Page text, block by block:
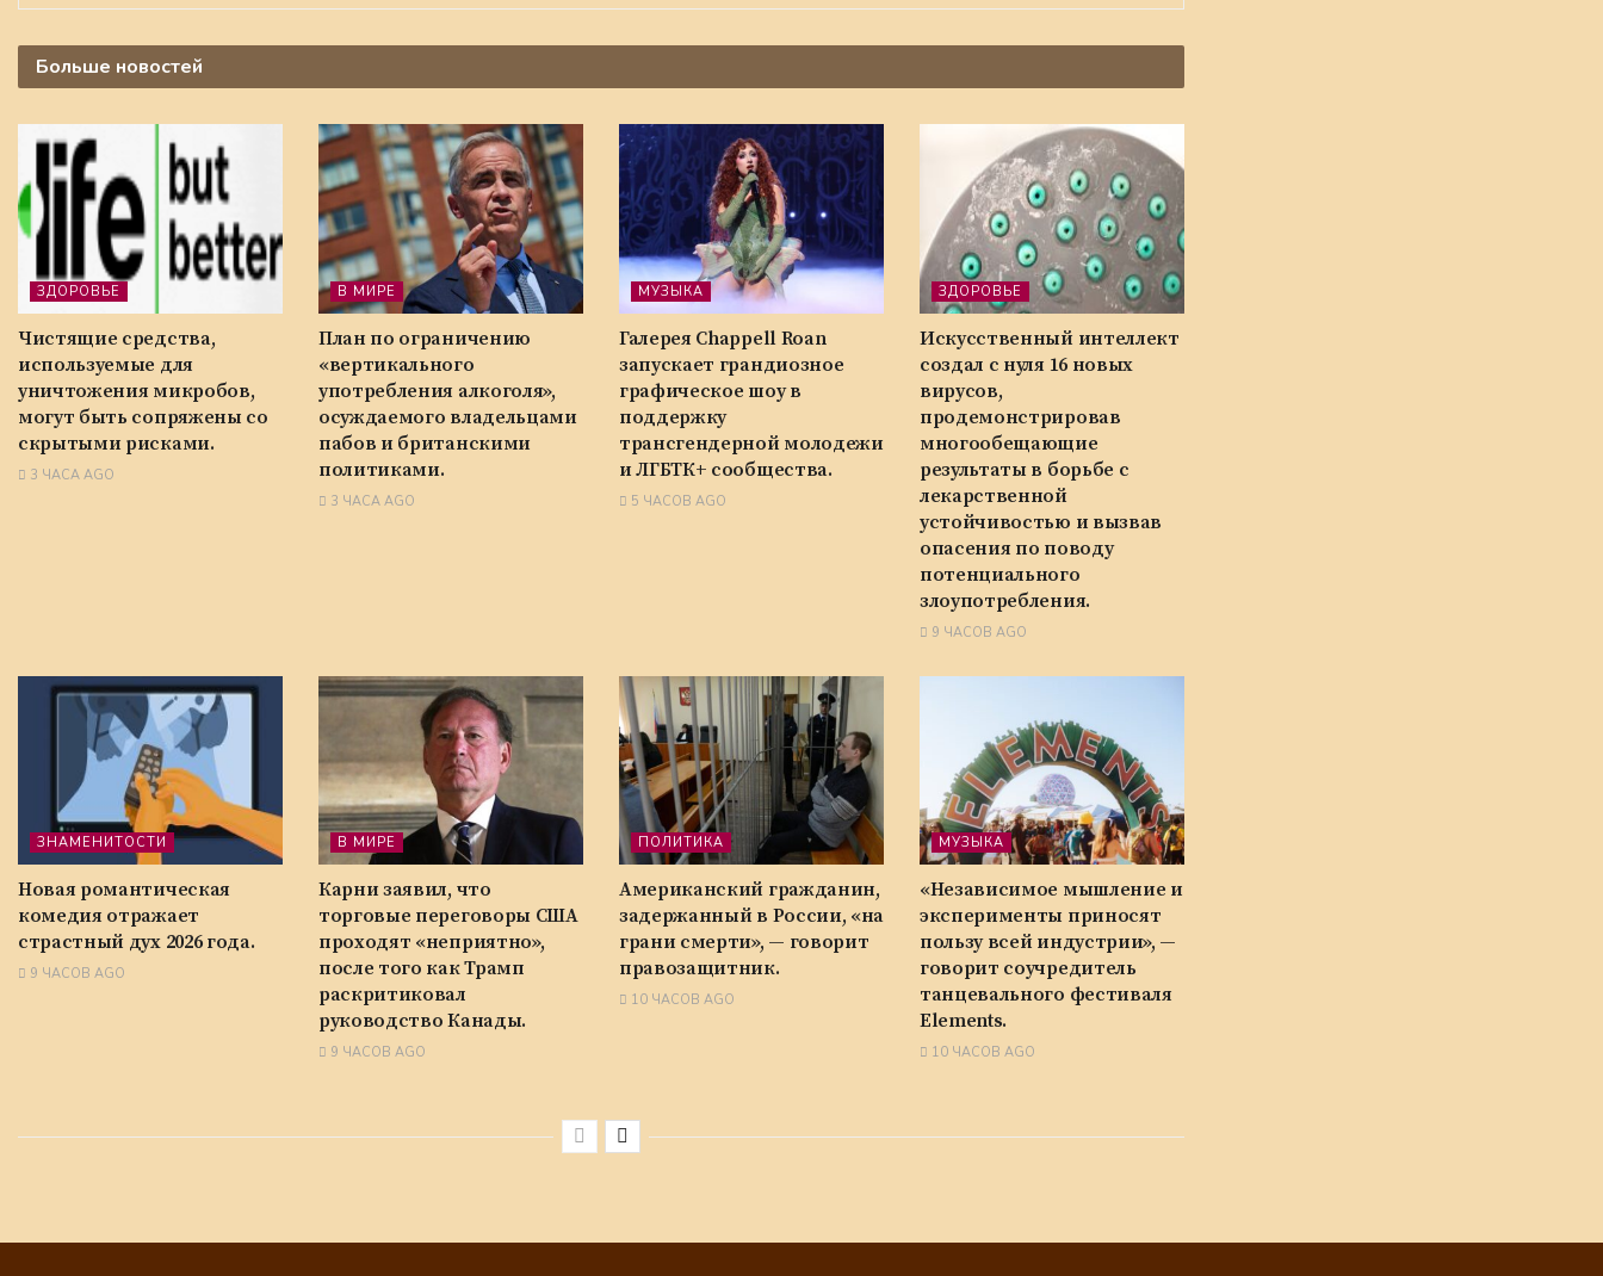
Больше новостей
ЗДОРОВЬЕ
Чистящие средства,
используемые для
уничтожения микробов,
могут быть сопряжены со
скрытыми рисками.
3 ЧАСА AGO
В МИРЕ
План по ограничению
«вертикального
употребления алкоголя»,
осуждаемого владельцами
пабов и британскими
политиками.
3 ЧАСА AGO
МУЗЫКА
Галерея Chappell Roan
запускает грандиозное
графическое шоу в
поддержку
трансгендерной молодежи
и ЛГБТК+ сообщества.
5 ЧАСОВ AGO
ЗДОРОВЬЕ
Искусственный интеллект
создал с нуля 16 новых
вирусов,
продемонстрировав
многообещающие
результаты в борьбе с
лекарственной
устойчивостью и вызвав
опасения по поводу
потенциального
злоупотребления.
9 ЧАСОВ AGO
ЗНАМЕНИТОСТИ
Новая романтическая
комедия отражает
страстный дух 2026 года.
9 ЧАСОВ AGO
В МИРЕ
Карни заявил, что
торговые переговоры США
проходят «неприятно»,
после того как Трамп
раскритиковал
руководство Канады.
9 ЧАСОВ AGO
ПОЛИТИКА
Американский гражданин,
задержанный в России, «на
грани смерти», — говорит
правозащитник.
10 ЧАСОВ AGO
МУЗЫКА
«Независимое мышление и
эксперименты приносят
пользу всей индустрии», —
говорит соучредитель
танцевального фестиваля
Elements.
10 ЧАСОВ AGO